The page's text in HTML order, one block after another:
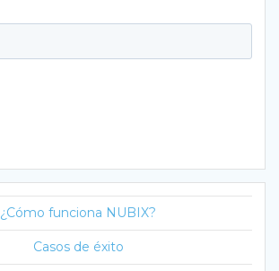
¿Cómo funciona NUBIX?
Casos de éxito